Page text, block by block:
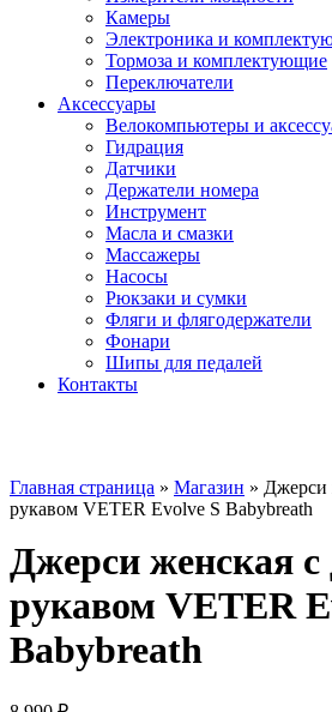
Камеры
Электроника и
Тормоза и комплектующие
Переключатели
Аксессуары
Велокомпьютеры и
Гидрация
Датчики
Держатели номера
Инструмент
Масла и смазки
Массажеры
Насосы
Рюкзаки и сумки
Фляги и флягодержатели
Фонари
Шипы для педалей
Контакты
Главная страница » Магазин » Джерси
рукавом VETER Evolve S Babybreath
Джерси женская
рукавом VETER
Babybreath